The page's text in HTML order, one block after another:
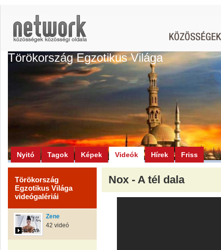
Törökország Egzotikus Világa
Nyitó Tagok Képek Videók Hírek Friss
Törökország
Egzotikus Világa
videógalériái
Zene
42 videó
Nox - A tél dala